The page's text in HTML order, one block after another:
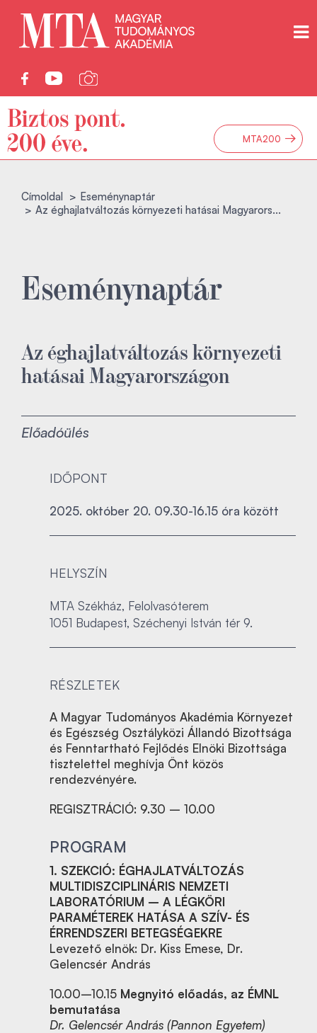
MTA200 →
Címoldal
Eseménynaptár
Az éghajlatváltozás környezeti hatásai Magyarors...
Eseménynaptár
Az éghajlatváltozás környezeti
hatásai Magyarországon
Előadóülés
IDŐPONT
2025. október 20. 09.30-16.15 óra között
HELYSZÍN
MTA Székház, Felolvasóterem
1051 Budapest, Széchenyi István tér 9.
RÉSZLETEK
A Magyar Tudományos Akadémia Környezet
és Egészség Osztályközi Állandó Bizottsága
és Fenntartható Fejlődés Elnöki Bizottsága
tisztelettel meghívja Önt közös
rendezvényére.
REGISZTRÁCIÓ: 9.30 – 10.00
PROGRAM
1. SZEKCIÓ: ÉGHAJLATVÁLTOZÁS
MULTIDISZCIPLINÁRIS NEMZETI
LABORATÓRIUM – A LÉGKÖRI
PARAMÉTEREK HATÁSA A SZÍV- ÉS
ÉRRENDSZERI BETEGSÉGEKRE
Levezető elnök: Dr. Kiss Emese, Dr.
Gelencsér András
10.00–10.15 Megnyitó előadás, az ÉMNL
bemutatása
Dr. Gelencsér András (Pannon Egyetem)